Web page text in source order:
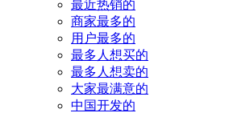
最近热销的
商家最多的
用户最多的
最多人想买的
最多人想卖的
大家最满意的
中国开发的